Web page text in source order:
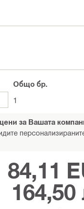
Общо бр.
1
за Вашата
84,11
164,50